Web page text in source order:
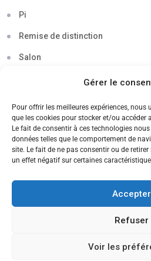
Gérer le
Pour offrir les meilleures expériences,
que les cookies pour stocker et/ou accéder
Le fait de consentir à ces technologies
données telles que le comportement de
site. Le fait de ne pas consentir ou de
un effet négatif sur certaines
Accepter
Refuser
Voir les
Pi
Remise de distinction
Salon
Soirée
Sortie découverte
Tau
Voyage